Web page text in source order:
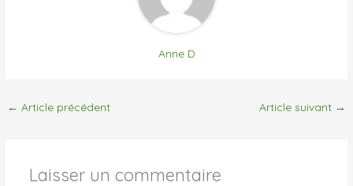
Anne D
← Article précédent Article suivant →
Laisser un commentaire